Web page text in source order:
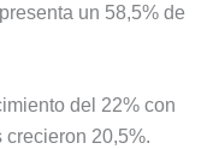
un 58,5% de
del 22% con
20,5%.